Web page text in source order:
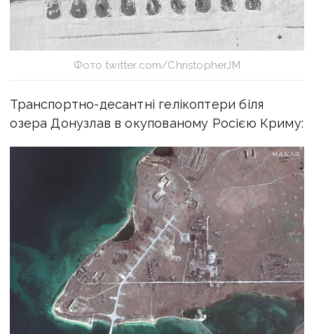
Фото twitter.com/ChristopherJM
Транспортно-десантні гелікоптери біля
озера Донузлав в окупованому Росією Криму: